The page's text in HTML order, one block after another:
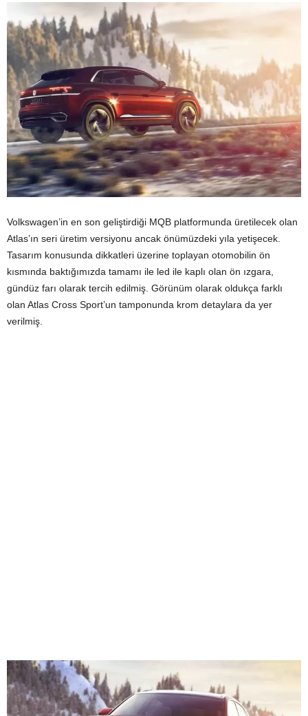
Volkswagen’in en son geliştirdiği MQB platformunda üretilecek olan
Atlas’ın seri üretim versiyonu ancak önümüzdeki yıla yetişecek.
Tasarım konusunda dikkatleri üzerine toplayan otomobilin ön
kısmında baktığımızda tamamı ile led ile kaplı olan ön ızgara,
gündüz farı olarak tercih edilmiş. Görünüm olarak oldukça farklı
olan Atlas Cross Sport’un tamponunda krom detaylara da yer
verilmiş.